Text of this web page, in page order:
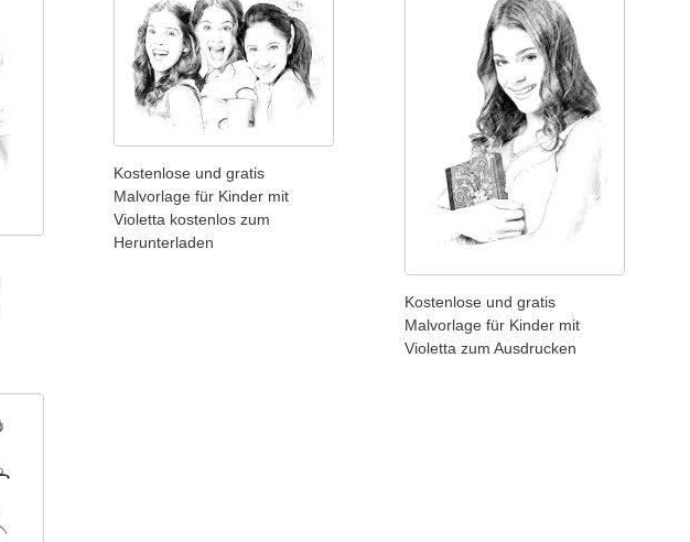
Kostenlose und gratis
Malvorlage für Kinder mit
Violetta kostenlos zum
Herunterladen
Kostenlose und gratis
Malvorlage für Kinder mit
Violetta zum Ausdrucken